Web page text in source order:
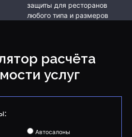
защиты для ресторанов
любого типа и размеров
услуг
Автосалоны